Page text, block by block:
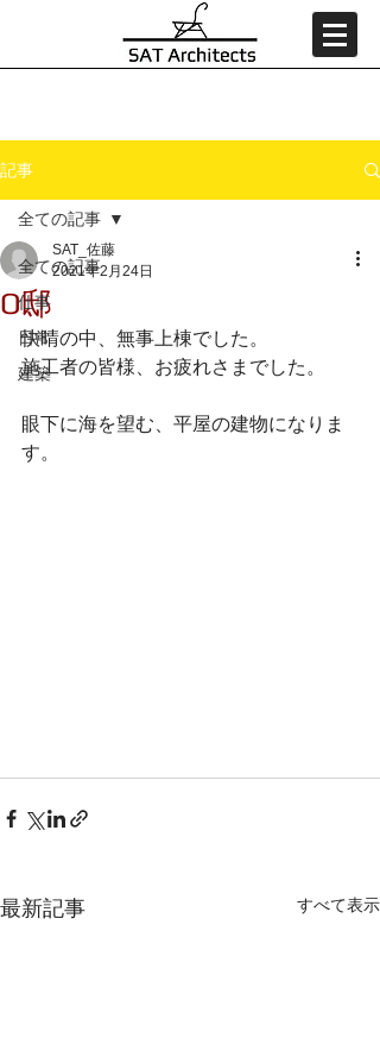
記事
全ての記事
仕事
日常
建築
全ての記事
O邸
SAT_佐藤
2021年2月24日
快晴の中、無事上棟でした。
施工者の皆様、お疲れさまでした。
眼下に海を望む、平屋の建物になりま
す。
最新記事 すべて表示